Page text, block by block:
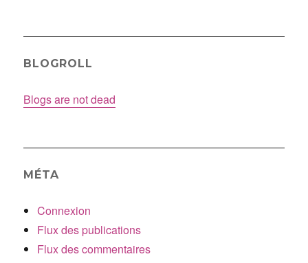
BLOGROLL
Blogs are not dead
MÉTA
Connexion
Flux des publications
Flux des commentaires